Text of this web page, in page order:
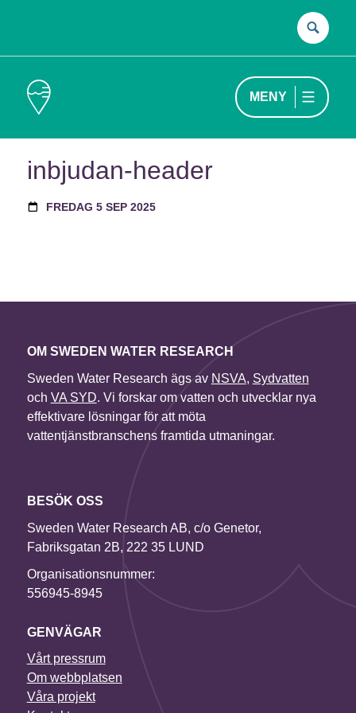
Sök
MENY
inbjudan-header
FREDAG 5 SEP 2025
OM SWEDEN WATER RESEARCH
Sweden Water Research ägs av NSVA, Sydvatten
och VA SYD. Vi forskar om vatten och utvecklar nya
effektivare lösningar för att möta
vattentjänstbranschens framtida utmaningar.
BESÖK OSS
Sweden Water Research AB, c/o Genetor,
Fabriksgatan 2B, 222 35 LUND
Organisationsnummer:
556945-8945
GENVÄGAR
Vårt pressrum
Om webbplatsen
Våra projekt